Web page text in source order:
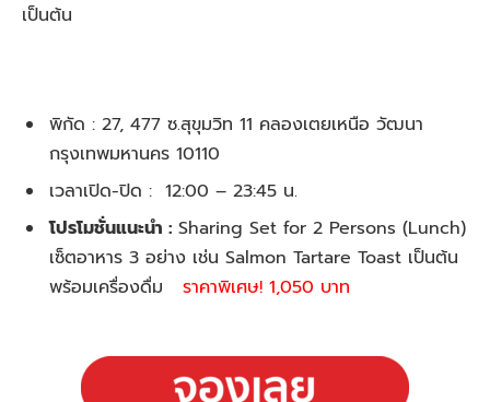
เป็นต้น
พิกัด : 27, 477 ซ.สุขุมวิท 11 คลองเตยเหนือ วัฒนา
กรุงเทพมหานคร 10110
เวลาเปิด-ปิด : 12:00 – 23:45 น.
โปรโมชั่นแนะนำ : Sharing Set for 2 Persons (Lunch)
เซ็ตอาหาร 3 อย่าง เช่น Salmon Tartare Toast เป็นต้น
พร้อมเครื่องดื่ม ราคาพิเศษ! 1,050 บาท